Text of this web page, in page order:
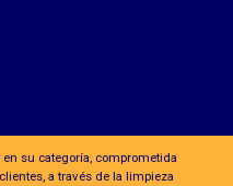
su categoría, comprometida
a través de la limpieza